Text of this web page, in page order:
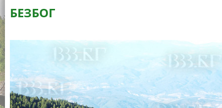
БЕЗБОГ